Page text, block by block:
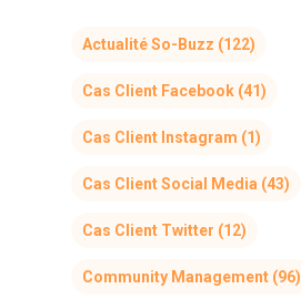
Actualité So-Buzz (122)
Cas Client Facebook (41)
Cas Client Instagram (1)
Cas Client Social Media (43)
Cas Client Twitter (12)
Community Management (96)